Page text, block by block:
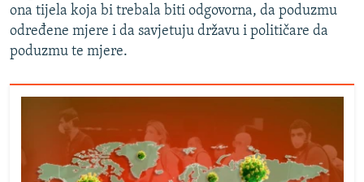
ona tijela koja bi trebala biti odgovorna, da poduzmu
određene mjere i da savjetuju državu i političare da
poduzmu te mjere.